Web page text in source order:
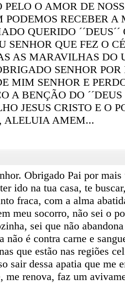
O AMOR DE
PODEMOS RECEBER A
QUERIDO
SENHOR QUE FEZ O
AS MARAVILHAS DO
SENHOR
MIM SENHOR E
A BENÇÃO DO
JESUS CRISTO E O
ALELUIA AMEM...
Obrigado Pai por mais
ido na tua casa, te
fraca, com a alma
meu socorro, não sei o
sei que não
não é contra carne e
que estão nas regiões
sair dessa apatia que me
me renova, faz um